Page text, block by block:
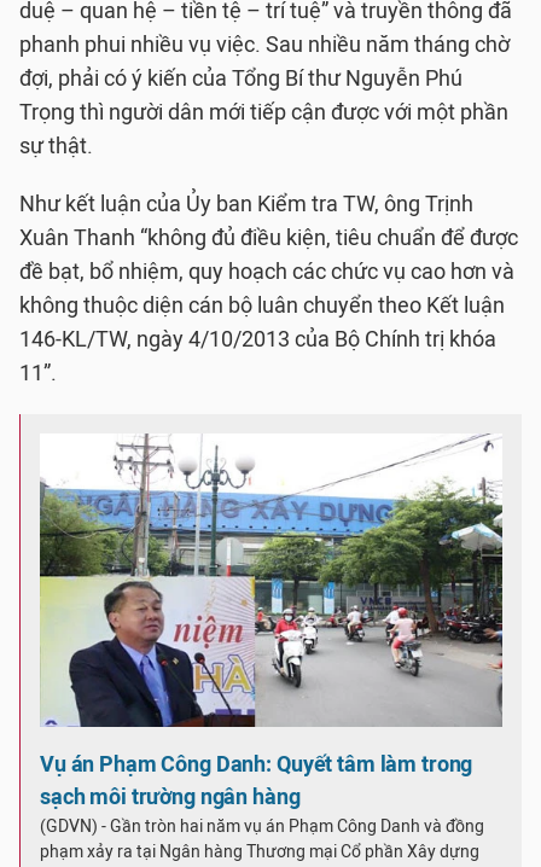
duệ – quan hệ – tiền tệ – trí tuệ” và truyền thông đã
phanh phui nhiều vụ việc. Sau nhiều năm tháng chờ
đợi, phải có ý kiến của Tổng Bí thư Nguyễn Phú
Trọng thì người dân mới tiếp cận được với một phần
sự thật.
Như kết luận của Ủy ban Kiểm tra TW, ông Trịnh
Xuân Thanh “không đủ điều kiện, tiêu chuẩn để được
đề bạt, bổ nhiệm, quy hoạch các chức vụ cao hơn và
không thuộc diện cán bộ luân chuyển theo Kết luận
146-KL/TW, ngày 4/10/2013 của Bộ Chính trị khóa
11”.
Vụ án Phạm Công Danh: Quyết tâm làm trong
sạch môi trường ngân hàng
(GDVN) - Gần tròn hai năm vụ án Phạm Công Danh và đồng
phạm xảy ra tại Ngân hàng Thương mại Cổ phần Xây dựng